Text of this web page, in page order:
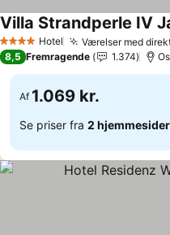
4 StjernerHotel Værelser med
Villa Strandperle IV
8,5 Fremragende 1.374
Af 1.069 kr.
Se priser fra 2 hjemmesider